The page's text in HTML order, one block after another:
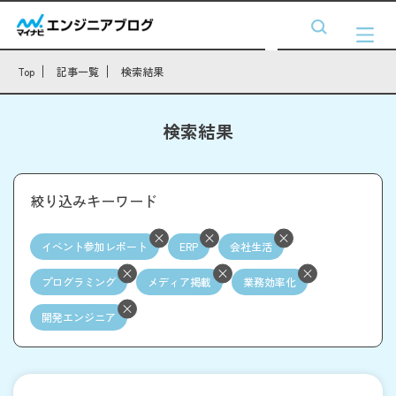
Top 記事一覧 検索結果
検索結果
絞り込みキーワード
イベント参加レポート ERP 会社生活
プログラミング メディア掲載 業務効率化
開発エンジニア